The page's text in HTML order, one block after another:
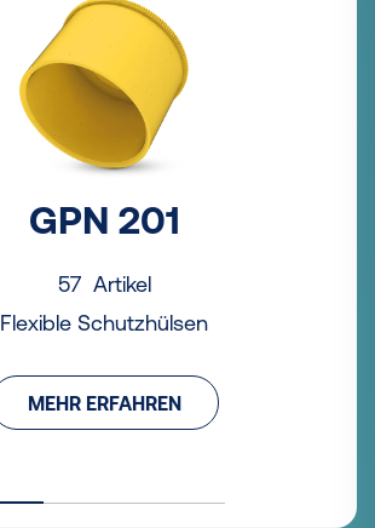
GPN 201
57 Artikel
Flexible Schutzhülsen
MEHR ERFAHREN